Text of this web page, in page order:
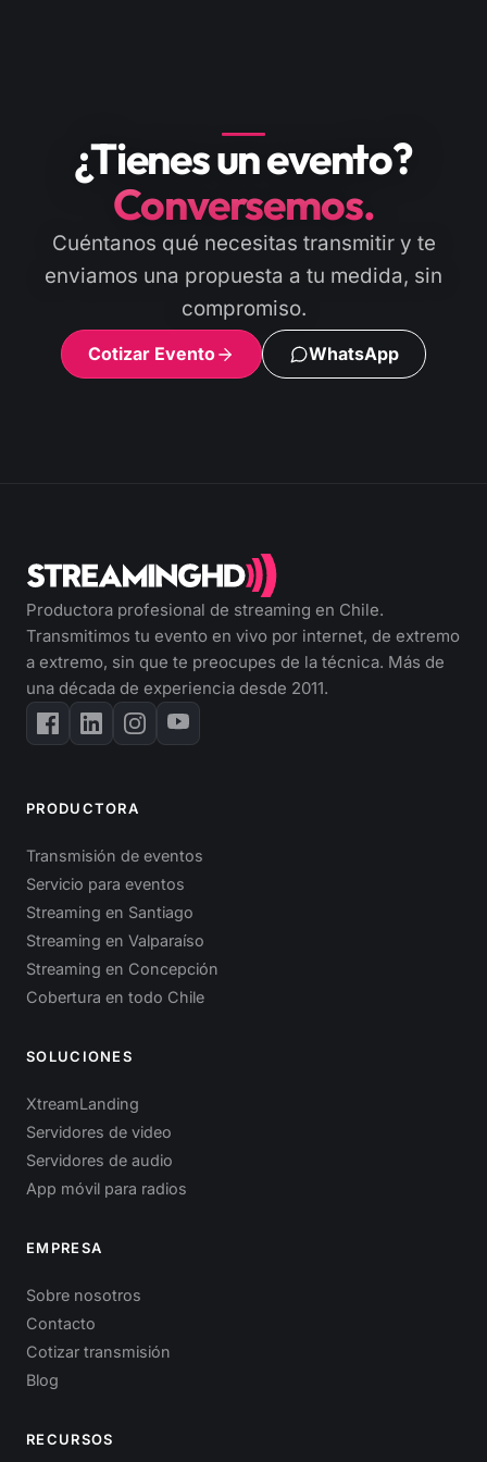
¿Tienes un evento?
Conversemos.
Cuéntanos qué necesitas transmitir y te
enviamos una propuesta a tu medida, sin
compromiso.
Cotizar Evento WhatsApp
Productora profesional de streaming en Chile.
Transmitimos tu evento en vivo por internet, de extremo
a extremo, sin que te preocupes de la técnica. Más de
una década de experiencia desde 2011.
PRODUCTORA
Transmisión de eventos
Servicio para eventos
Streaming en Santiago
Streaming en Valparaíso
Streaming en Concepción
Cobertura en todo Chile
SOLUCIONES
XtreamLanding
Servidores de video
Servidores de audio
App móvil para radios
EMPRESA
Sobre nosotros
Contacto
Cotizar transmisión
Blog
RECURSOS